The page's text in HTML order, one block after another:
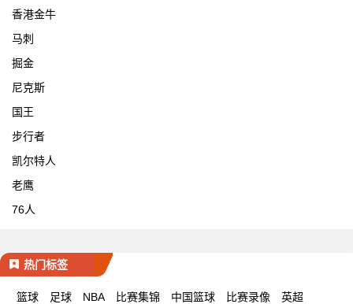
香港金牛
马刺
掘金
尼克斯
国王
步行者
凯尔特人
老鹰
76人
热门标签
篮球 足球 NBA 比赛集锦 中国篮球 比赛录像 英超